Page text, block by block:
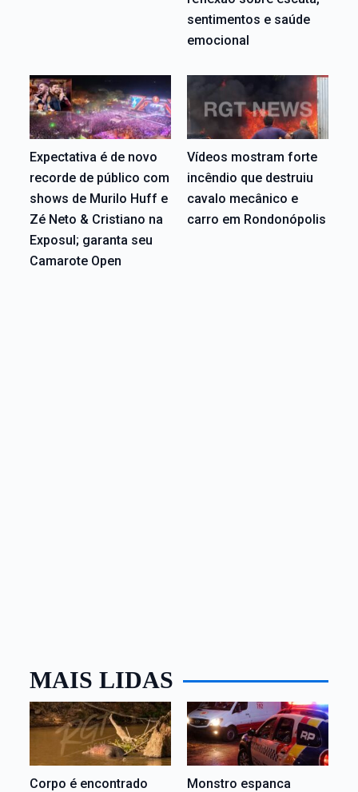
sentimentos e saúde
emocional
Expectativa é de novo
recorde de público com
shows de Murilo Huff e
Zé Neto & Cristiano na
Exposul; garanta seu
Camarote Open
Vídeos mostram forte
incêndio que destruiu
cavalo mecânico e
carro em Rondonópolis
MAIS LIDAS
Corpo é encontrado
Monstro espanca